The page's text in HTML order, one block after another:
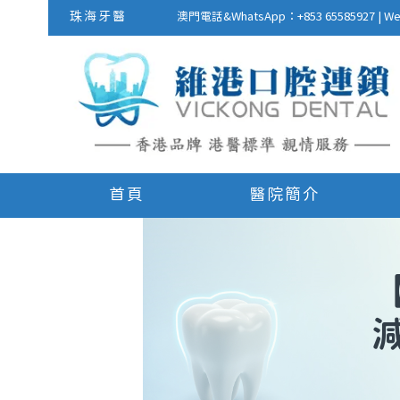
珠海牙醫 澳門電話&WhatsApp：+853 65585927 |
首頁 醫院簡介